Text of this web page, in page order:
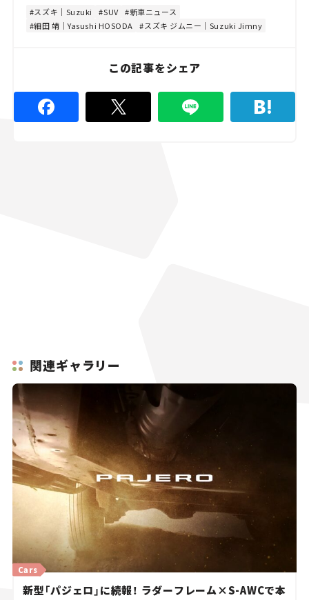
8
8
スズキ｜Suzuki SUV
新車ニュース
細田 靖｜Yasushi HOSODA
スズキ ジムニー｜Suzuki Jimny
この記事をシェア
関連ギャラリー
Cars
新型「パジェロ」に続報！ ラダーフレーム×S-AWCで本